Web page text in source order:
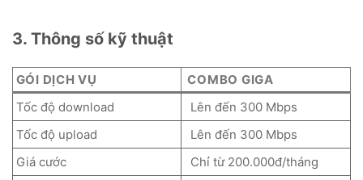
3. Thông số kỹ thuật
GÓI DỊCH VỤ
COMBO GIGA
Tốc độ download
Lên đến 300 Mbps
Tốc độ upload
Lên đến 300 Mbps
Giá cước
Chỉ từ 200.000đ/tháng